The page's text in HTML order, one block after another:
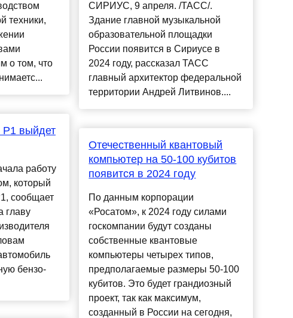
техники,
о том, что
выйдет
работу
который
сообщает
главу
бензо-
СИРИУС, 9 апреля. /ТАСС/.
Здание главной музыкальной
образовательной площадки
России появится в Сириусе в
2024 году, рассказал ТАСС
главный архитектор федеральной
территории Андрей Литвинов....
Отечественный квантовый
компьютер на 50-100 кубитов
появится в 2024 году
По данным корпорации
«Росатом», к 2024 году силами
госкомпании будут созданы
собственные квантовые
компьютеры четырех типов,
предполагаемые размеры 50-100
кубитов. Это будет грандиозный
проект, так как максимум,
созданный в России на сегодня,